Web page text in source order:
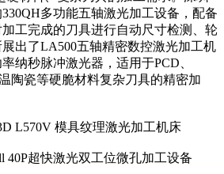
多功能五轴激光加工设备，配备
工完成的刀具进行自动尺寸检测、轮
出了LA500五轴精密数控激光加工机
纳秒脉冲激光器，适用于PCD、
陶瓷等硬脆材料复杂刀具的精密加
L570V 模具纹理激光加工机床
40P超快激光双工位微孔加工设备